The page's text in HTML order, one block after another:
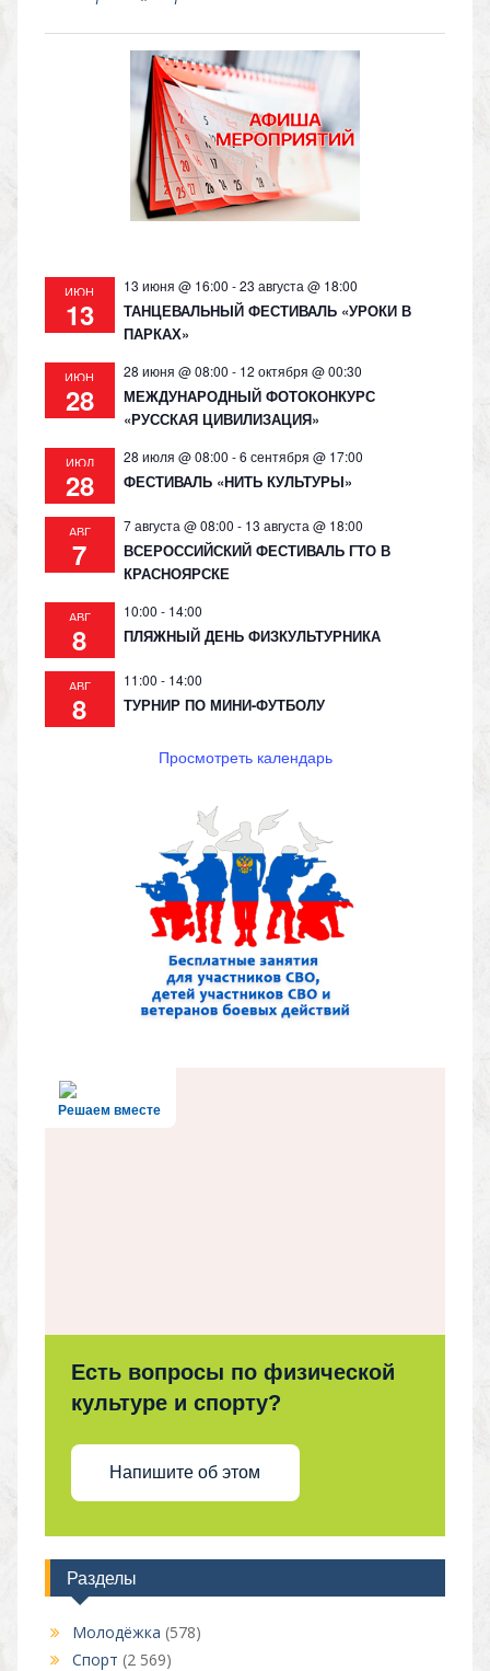
n
o
kl
as
s
ni
ki
e
gr
a
m
at
s
A
p
p
p
y
Li
n
k
ИЮН
13
13 июня @ 16:00 -23 августа @ 18:00
ТАНЦЕВАЛЬНЫЙ ФЕСТИВАЛЬ «УРОКИ В
ПАРКАХ»
ИЮН
28
28 июня @ 08:00 - 12 октября @ 00:30
МЕЖДУНАРОДНЫЙ ФОТОКОНКУРС
«РУССКАЯ ЦИВИЛИЗАЦИЯ»
ИЮЛ
28
28 июля @ 08:00 -6 сентября @ 17:00
ФЕСТИВАЛЬ «НИТЬ КУЛЬТУРЫ»
АВГ
7
7 августа @ 08:00 - 13 августа @ 18:00
ВСЕРОССИЙСКИЙ ФЕСТИВАЛЬ ГТО В
КРАСНОЯРСКЕ
АВГ
8
10:00 - 14:00
ПЛЯЖНЫЙ ДЕНЬ ФИЗКУЛЬТУРНИКА
АВГ
8
11:00 - 14:00
ТУРНИР ПО МИНИ-ФУТБОЛУ
Просмотреть календарь
Решаем вместе
Есть вопросы по физической
культуре и спорту?
Напишите об этом
Разделы
Молодёжка (578)
Спорт (2 569)